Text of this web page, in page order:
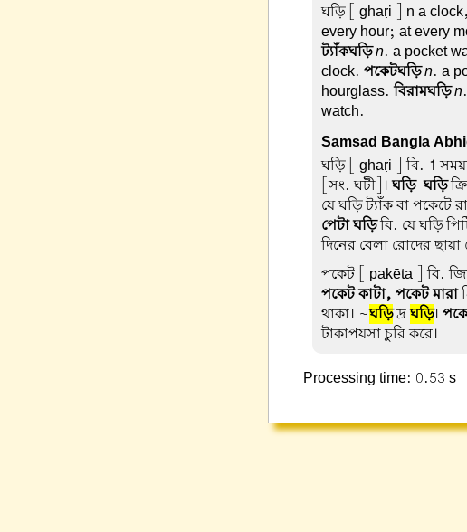
ঘড়ি[ ghaṛi ] n a
every hour; at every
ট্যাঁকঘড়ি n. a pocket
clock. পকেটঘড়ি n. a
hourglass.বিরামঘড়ি n
watch.
Samsad Bangla
ঘড়ি[ ghaṛi ] বি. 1
[সং. ঘটী]।ঘড়ি-ঘড়ি
যে ঘড়ি ট্যাঁক বা পকেটে
পেটা ঘড়িবি. যে ঘড়ি
দিনের বেলা রোদের
পকেট[ pakēṭa ] বি.
পকেট কাটা, পকেট মারা
থাকা। ~ঘড়িদ্রঘড়ি।
টাকাপয়সা চুরি করে।
Processing time: 0.53 s